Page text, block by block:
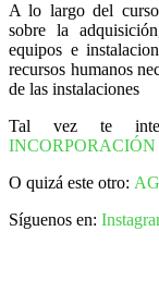
A lo largo del
sobre la
equipos e
recursos humanos
de las instalaciones
Tal vez te
O quizá este otro:
Síguenos en: